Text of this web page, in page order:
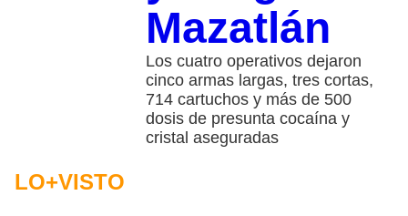
Mazatlán
Los cuatro operativos dejaron
cinco armas largas, tres cortas,
714 cartuchos y más de 500
dosis de presunta cocaína y
cristal aseguradas
LO+VISTO